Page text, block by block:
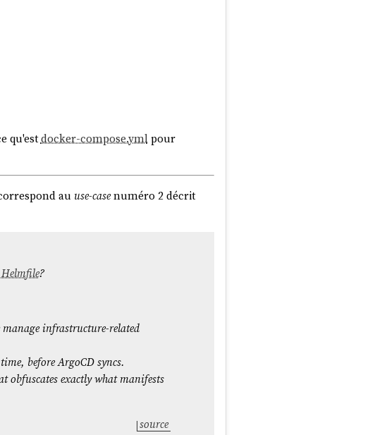
qu'estdocker-compose.ymlpour
au use-casenuméro 2 décrit
Helmfile?
infrastructure-related
before ArgoCD syncs.
obfuscates exactly what manifests
source